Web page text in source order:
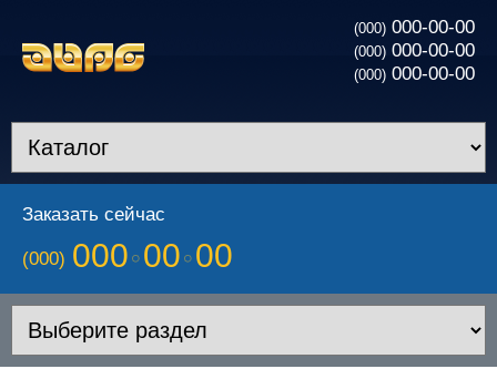
(000) 000-00-00
(000) 000-00-00
(000) 000-00-00
Заказать сейчас
(000) 000 00 00